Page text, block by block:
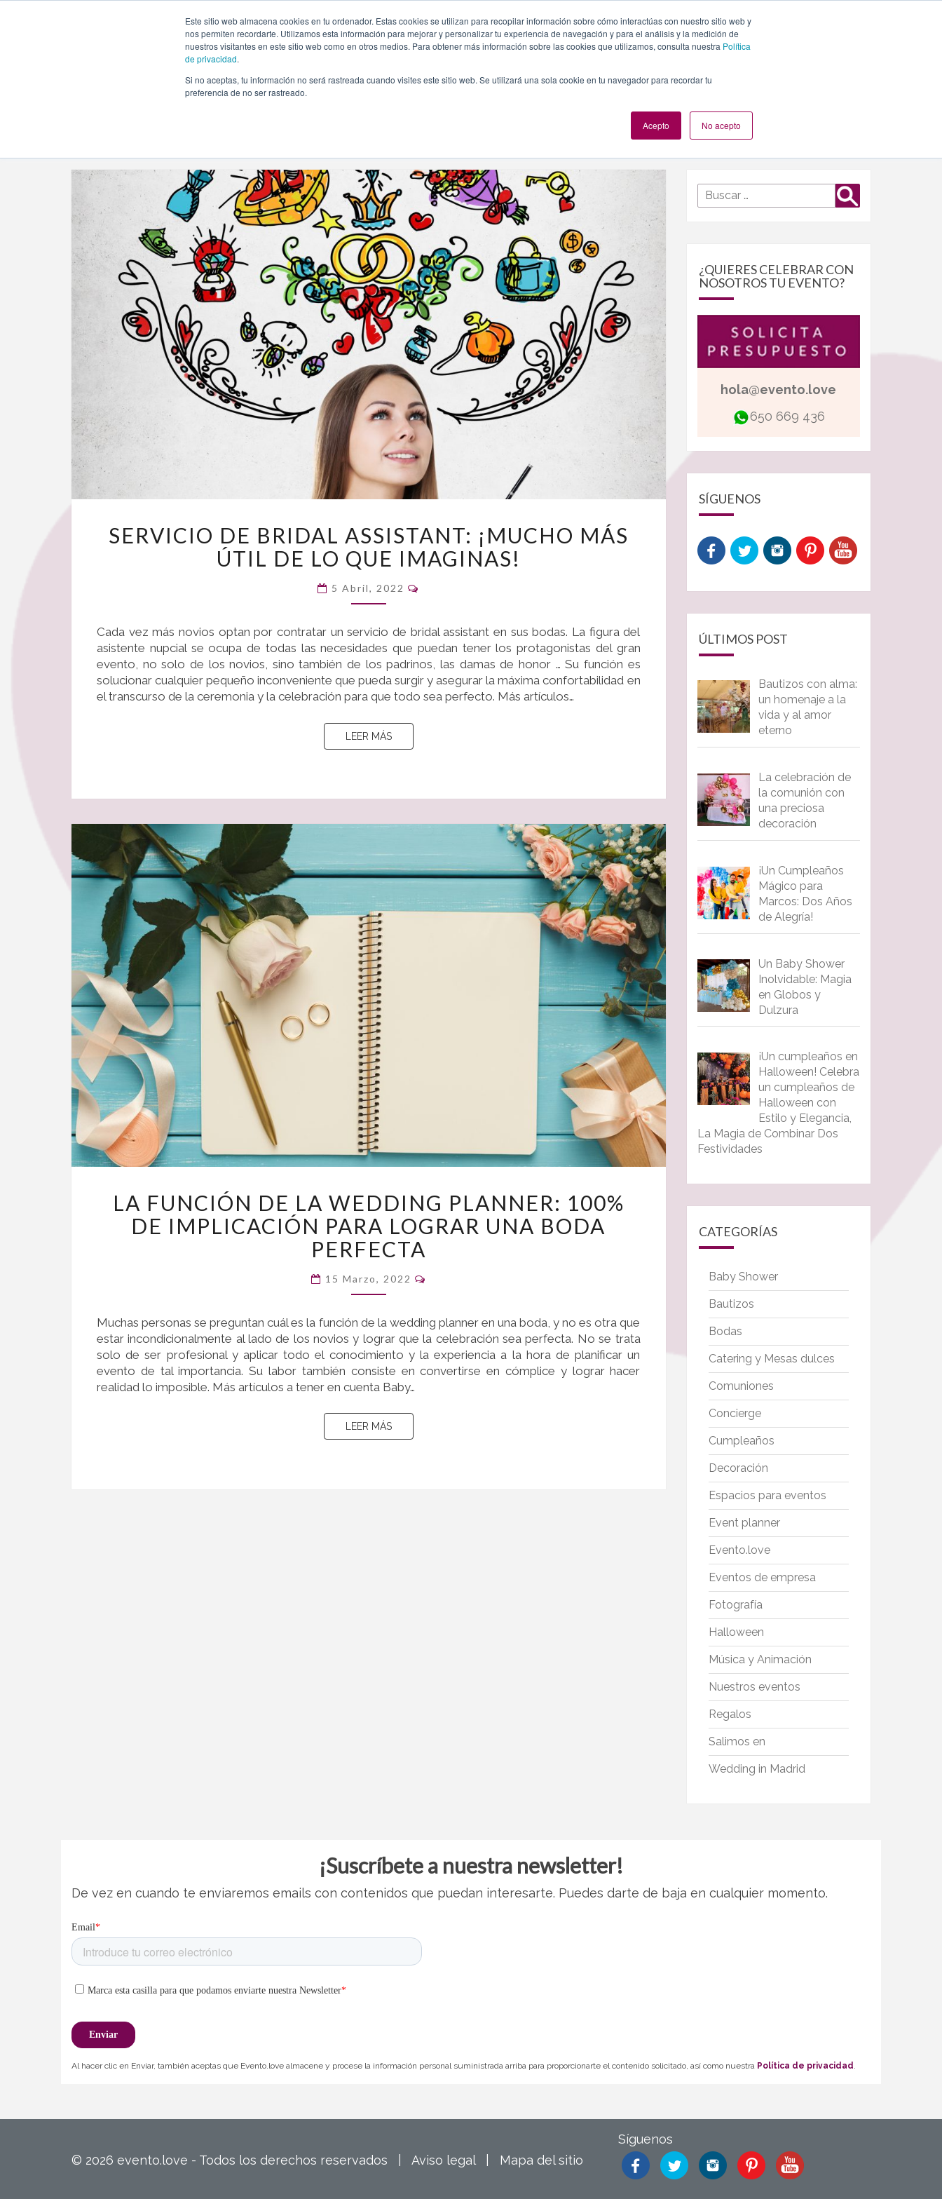
Este sitio web almacena cookies en tu ordenador. Estas cookies se utilizan para recopilar información sobre cómo interactúas con nuestro sitio web y
nos permiten recordarte. Utilizamos esta información para mejorar y personalizar tu experiencia de navegación y para el análisis y la medición de
nuestros visitantes en este sitio web como en otros medios. Para obtener más información sobre las cookies que utilizamos, consulta nuestra Política
de privacidad.
Si no aceptas, tu información no será rastreada cuando visites este sitio web. Se utilizará una sola cookie en tu navegador para recordar tu
preferencia de no ser rastreado.
Acepto No acepto
INICIO QUIÉNES SOMOS TE OFRECEMOS PLANES NUESTROS EVENTOS
bridal assistant
DE
BRIDAL
ASSISTANT:
¡MUCHO
MÁS
DE
LO
QUE
IMAGINAS!
SERVICIO DE BRIDAL ASSISTANT: ¡MUCHO MÁS
ÚTIL DE LO QUE IMAGINAS!
5 Abril, 2022
Cada vez más novios optan por contratar un servicio de bridal assistant en sus bodas. La figura del
asistente nupcial se ocupa de todas las necesidades que puedan tener los protagonistas del gran
evento, no solo de los novios, sino también de los padrinos, las damas de honor … Su función es
solucionar cualquier pequeño inconveniente que pueda surgir y asegurar la máxima confortabilidad en
el transcurso de la ceremonia y la celebración para que todo sea perfecto. Más artículos…
LEER MÁSLEER MÁS
FUNCIÓN
DE
LA
WEDDING
PLANNER:
100%
IMPLICACIÓN
PARA
LOGRAR
UNA
BODA
PERFECTA
LA FUNCIÓN DE LA WEDDING PLANNER: 100%
DE IMPLICACIÓN PARA LOGRAR UNA BODA
PERFECTA
15 Marzo, 2022
Muchas personas se preguntan cuál es la función de la wedding planner en una boda, y no es otra que
estar incondicionalmente al lado de los novios y lograr que la celebración sea perfecta. No se trata
solo de ser profesional y aplicar todo el conocimiento y la experiencia a la hora de planificar un
evento de tal importancia. Su labor también consiste en convertirse en cómplice y lograr hacer
realidad lo imposible. Más artículos a tener en cuenta Baby…
LEER MÁSLEER MÁS
Buscar
por:
Buscar
¿QUIERES CELEBRAR CON
NOSOTROS TU EVENTO?
hola@evento.love
650 669 436
SÍGUENOS
ÚLTIMOS POST
Bautizos con alma:
un homenaje a la
vida y al amor
eterno
La celebración de
la comunión con
una preciosa
decoración
¡Un Cumpleaños
Mágico para
Marcos: Dos Años
de Alegría!
Un Baby Shower
Inolvidable: Magia
en Globos y
Dulzura
¡Un cumpleaños en
Halloween! Celebra
un cumpleaños de
Halloween con
Estilo y Elegancia,
La Magia de Combinar Dos
Festividades
CATEGORÍAS
Baby Shower
Bautizos
Bodas
Catering y Mesas dulces
Comuniones
Concierge
Cumpleaños
Decoración
Espacios para eventos
Event planner
Evento.love
Eventos de empresa
Fotografía
Halloween
Música y Animación
Nuestros eventos
Regalos
Salimos en
Wedding in Madrid
¡Suscríbete a nuestra newsletter!
De vez en cuando te enviaremos emails con contenidos que puedan interesarte. Puedes darte de baja en cualquier momento.
Al hacer clic en Enviar, también aceptas que Evento.love almacene y procese la información personal suministrada arriba para proporcionarte el contenido solicitado, así como nuestra Política de privacidad.
© 2026 evento.love - Todos los derechos reservados | Aviso legal| Mapa del sitio
Síguenos